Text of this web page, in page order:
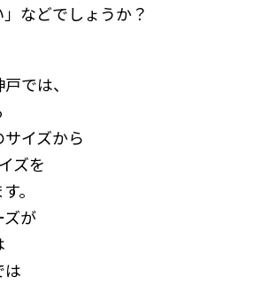
などでしょうか？
では、
イズから
ズを
。
ズが
は